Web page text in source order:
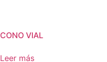
CONO VIAL
Leer más